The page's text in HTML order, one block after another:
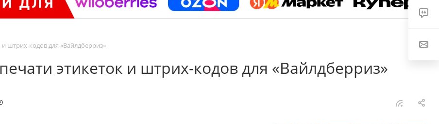
штрих-кодов для «Вайлдберриз»
этикеток и штрих-кодов для «Вайлдберриз»